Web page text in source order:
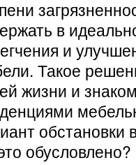
в
и
Такое
жизни и
обстановки